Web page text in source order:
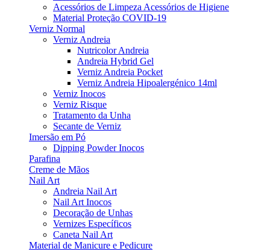
Acessórios de Limpeza Acessórios de Higiene
Material Proteção COVID-19
Verniz Normal
Verniz Andreia
Nutricolor Andreia
Andreia Hybrid Gel
Verniz Andreia Pocket
Verniz Andreia Hipoalergénico 14ml
Verniz Inocos
Verniz Risque
Tratamento da Unha
Secante de Verniz
Imersão em Pó
Dipping Powder Inocos
Parafina
Creme de Mãos
Nail Art
Andreia Nail Art
Nail Art Inocos
Decoração de Unhas
Vernizes Específicos
Caneta Nail Art
Material de Manicure e Pedicure